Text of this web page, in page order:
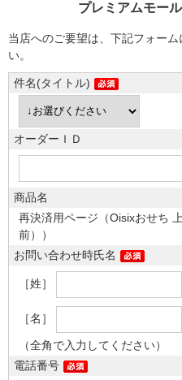
プレミアムモー
当店へのご要望は、下記フォー
い。
件名(タイトル)
オーダーＩＤ
商品名
再決済用ページ（Oisixおせち
前））
お問い合わせ時氏名
［姓］
［名］
（全角で入力してください）
電話番号